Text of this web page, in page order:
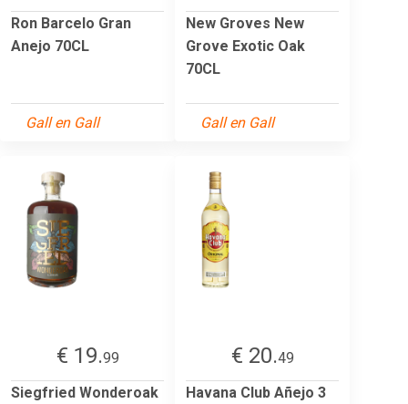
Ron Barcelo Gran
Anejo 70CL
Gall en Gall
New Groves New
Grove Exotic Oak
70CL
Gall en Gall
€ 19.99
Siegfried Wonderoak
€ 20.49
Havana Club Añejo 3